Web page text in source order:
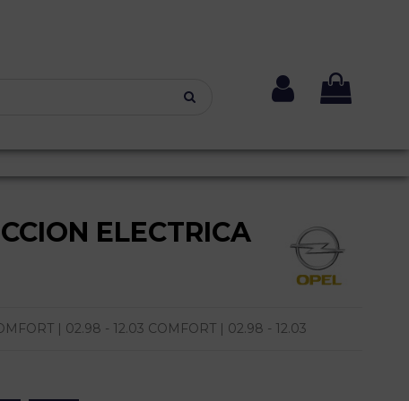
ELECTRICA
| 02.98 - 12.03 COMFORT | 02.98 - 12.03